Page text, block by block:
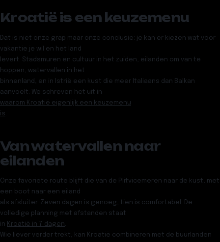
Kroatië is een keuzemenu
Dat is niet onze grap maar onze conclusie: je kan er kiezen wat voor
vakantie je wil en het land
levert. Stadsmuren en cultuur in het zuiden, eilanden om van te
hoppen, watervallen in het
binnenland, en in Istrië een kust die meer Italiaans dan Balkan
aanvoelt. We schreven het uit in
waarom Kroatië eigenlijk een keuzemenu
is.
Van watervallen naar
eilanden
Onze favoriete route blijft die van de Plitvicemeren naar de kust, met
een boot naar een eiland
als afsluiter. Zeven dagen is genoeg, tien is comfortabel. De
volledige planning met afstanden staat
in Kroatië in 7 dagen.
Wie liever verder trekt, kan Kroatië combineren met de buurlanden